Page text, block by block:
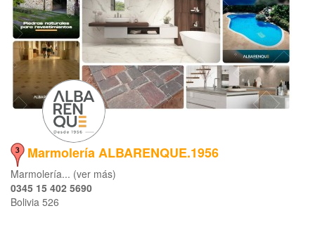
Marmolería ALBARENQUE.1956
Marmolería... (ver más)
0345 15 402 5690
Bolivia 526